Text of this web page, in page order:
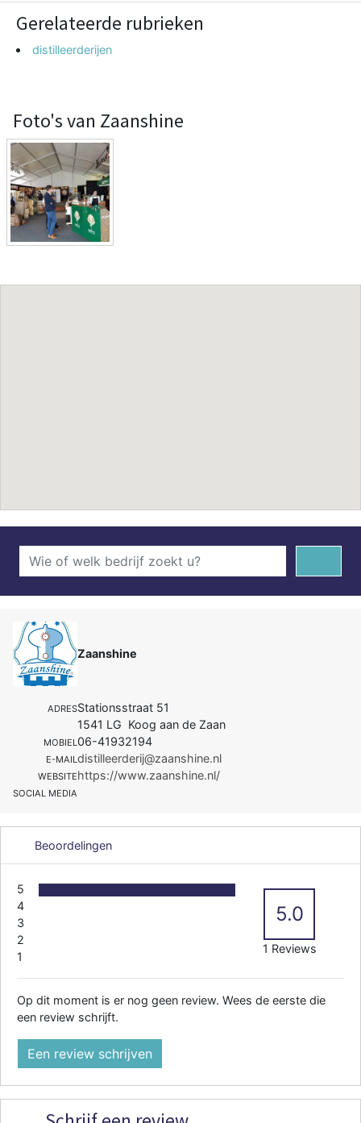
Gerelateerde rubrieken
distilleerderijen
Foto's van Zaanshine
Zaanshine
ADRESStationsstraat 51
1541 LG Koog aan de Zaan
MOBIEL06-41932194
E-MAILdistilleerderij@zaanshine.nl
WEBSITEhttps://www.zaanshine.nl/
SOCIAL MEDIA
Beoordelingen
5
4
3
2
1
5.0
1 Reviews
Op dit moment is er nog geen review. Wees de eerste die
een review schrijft.
Een review schrijven